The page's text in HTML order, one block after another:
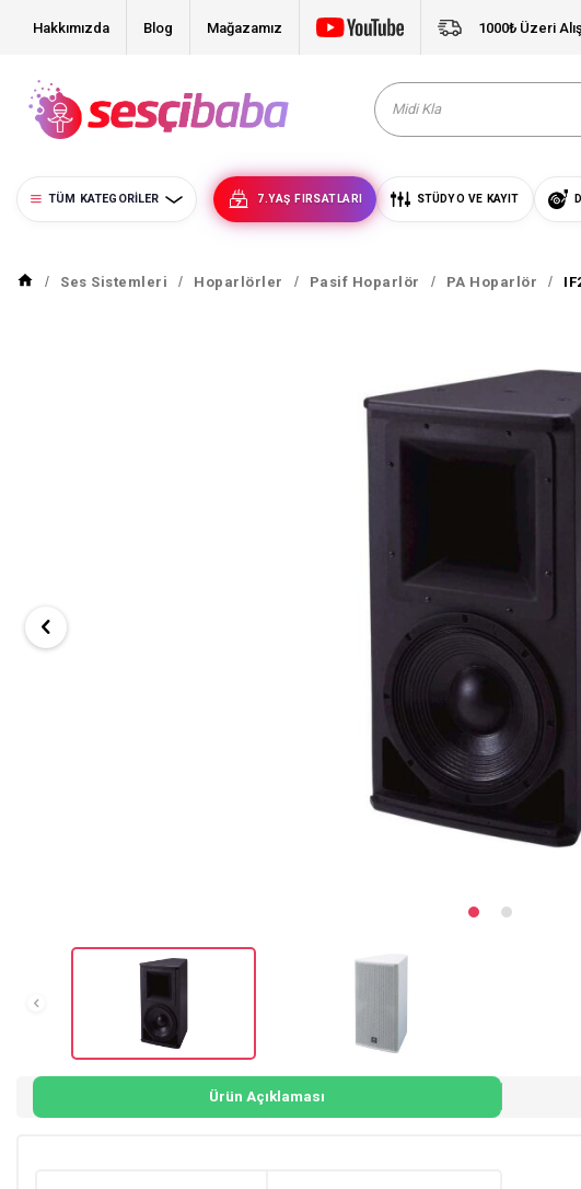
Hakkımızda Blog Mağazamız 1000₺ Üzeri
TÜM KATEGORILER 7.YAŞ FIRSATLARI STÜDYO VE KAYIT
Ses Sistemleri Hoparlörler Pasif Hoparlör PA Hoparlör
Ürün Açıklaması